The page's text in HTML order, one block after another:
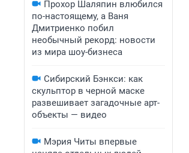
Прохор Шаляпин влюбился
по-настоящему, а Ваня
Дмитриенко побил
необычный рекорд: новости
из мира шоу-бизнеса
Сибирский Бэнкси: как
скульптор в черной маске
развешивает загадочные арт-
объекты — видео
Мэрия Читы впервые